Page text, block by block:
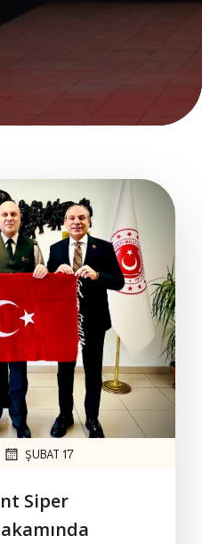
ŞUBAT 17
Siper